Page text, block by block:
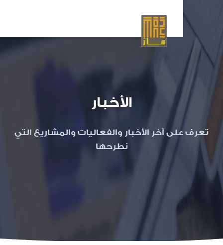
الأخبار
آخر الأخبار والفعاليات والمشاريع التي
نطرحها